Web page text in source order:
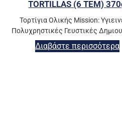
TORTILLAS (6 ΤΕΜ)
Τορτίγια Ολικής Mission:
Πολυχρηστικές Γευστικές
Διαβάστε περισσότερα